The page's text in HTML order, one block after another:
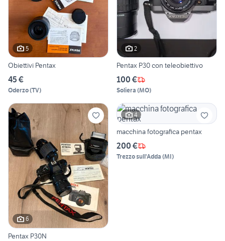
5
Obiettivi Pentax
45 €
Oderzo(TV)
2
Pentax P30 con teleobiettivo
100 €
Soliera (MO)
6
Pentax P30N
4
macchina fotografica pentax
200 €
Trezzo sull'Adda (MI)